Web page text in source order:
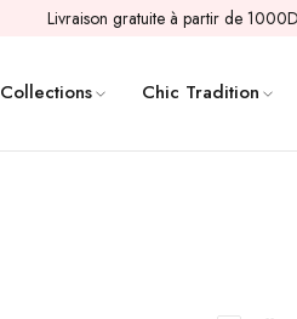
Livraison gratuite à partir de
Collections Chic Tradition